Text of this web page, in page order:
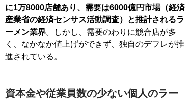
に1万8000店舗あり、需要は6000億円市場（経済
産業省の経済センサス活動調査）と推計されるラ
ーメン業界。しかし、需要のわりに競合店が多
く、なかなか値上げができず、独自のデフレが推
進されている。
資本金や従業員数の少ない個人のラー